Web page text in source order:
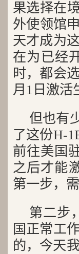
果选择在
外使领馆
天才成为
在为已经
时，都会
月1日激活
但也有
了这份H-
前往美国
之后才能
第一步，
第二步
国正常工
的，今天